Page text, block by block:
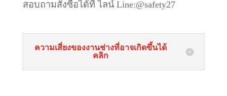
สอบถามสั่งซื้อได้ที่ ไลน์ Line:@safety27
ความเสี่ยงของงานช่างที่อาจเกิดขึ้นได้
คลิก